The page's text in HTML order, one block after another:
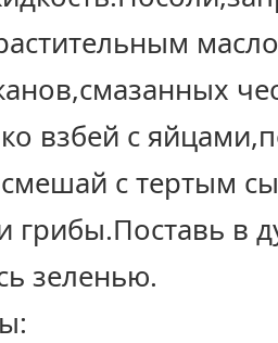
взбей с
с тертым
грибы.Поставь в
зеленью.